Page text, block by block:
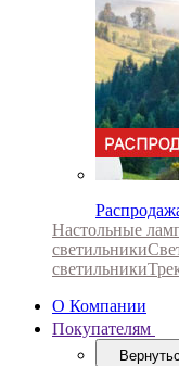
Настольные
светильники
светильники
О Компании
Покупателям